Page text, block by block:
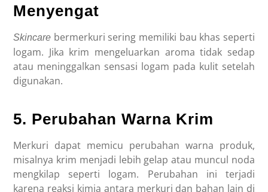
Menyengat
Skincare bermerkuri sering memiliki bau khas seperti
logam. Jika krim mengeluarkan aroma tidak sedap
atau meninggalkan sensasi logam pada kulit setelah
digunakan.
5. Perubahan Warna Krim
Merkuri dapat memicu perubahan warna produk,
misalnya krim menjadi lebih gelap atau muncul noda
mengkilap seperti logam. Perubahan ini terjadi
karena reaksi kimia antara merkuri dan bahan lain di